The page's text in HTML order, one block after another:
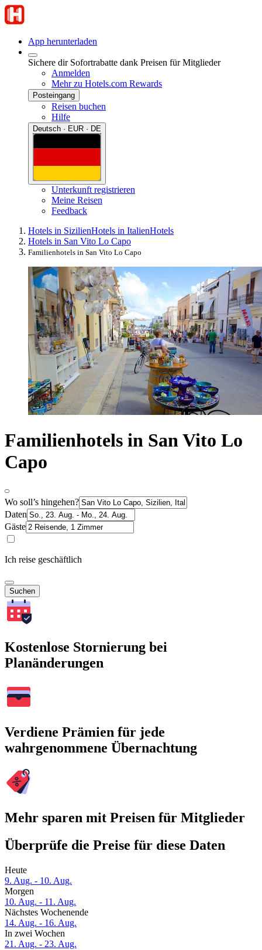
App herunterladen
Sichere dir Sofortrabatte dank Preisen für Mitglieder
Anmelden
Mehr zu Hotels.com Rewards
Posteingang
Reisen buchen
Hilfe
Deutsch · EUR · DE
Unterkunft registrieren
Meine Reisen
Feedback
Hotels in SizilienHotels in ItalienHotels
Hotels in San Vito Lo Capo
Familienhotels in San Vito Lo Capo
Familienhotels in San Vito Lo
Capo
Wo soll’s hingehen?
Daten
Gäste
Ich reise geschäftlich
Suchen
Kostenlose Stornierung bei
Planänderungen
Verdiene Prämien für jede
wahrgenommene Übernachtung
Mehr sparen mit Preisen für Mitglieder
Überprüfe die Preise für diese Daten
Heute
9. Aug. - 10. Aug.
Morgen
10. Aug. - 11. Aug.
Nächstes Wochenende
14. Aug. - 16. Aug.
In zwei Wochen
21. Aug. - 23. Aug.